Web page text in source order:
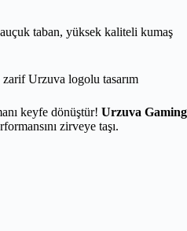
taban, yüksek kaliteli kumaş
Urzuva logolu tasarım
keyfe dönüştür! Urzuva Gaming
zirveye taşı.